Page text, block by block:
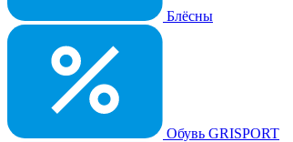
Блёсны
Обувь GRISPORT